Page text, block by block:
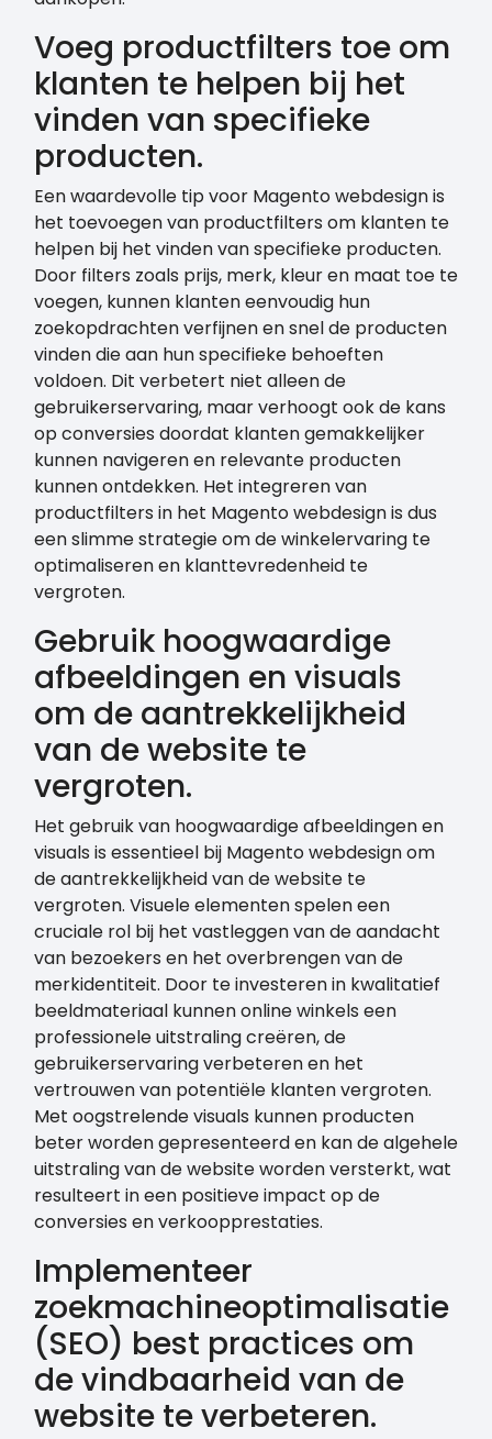
Voeg productfilters toe om
klanten te helpen bij het
vinden van specifieke
producten.
Een waardevolle tip voor Magento webdesign is
het toevoegen van productfilters om klanten te
helpen bij het vinden van specifieke producten.
Door filters zoals prijs, merk, kleur en maat toe te
voegen, kunnen klanten eenvoudig hun
zoekopdrachten verfijnen en snel de producten
vinden die aan hun specifieke behoeften
voldoen. Dit verbetert niet alleen de
gebruikerservaring, maar verhoogt ook de kans
op conversies doordat klanten gemakkelijker
kunnen navigeren en relevante producten
kunnen ontdekken. Het integreren van
productfilters in het Magento webdesign is dus
een slimme strategie om de winkelervaring te
optimaliseren en klanttevredenheid te
vergroten.
Gebruik hoogwaardige
afbeeldingen en visuals
om de aantrekkelijkheid
van de website te
vergroten.
Het gebruik van hoogwaardige afbeeldingen en
visuals is essentieel bij Magento webdesign om
de aantrekkelijkheid van de website te
vergroten. Visuele elementen spelen een
cruciale rol bij het vastleggen van de aandacht
van bezoekers en het overbrengen van de
merkidentiteit. Door te investeren in kwalitatief
beeldmateriaal kunnen online winkels een
professionele uitstraling creëren, de
gebruikerservaring verbeteren en het
vertrouwen van potentiële klanten vergroten.
Met oogstrelende visuals kunnen producten
beter worden gepresenteerd en kan de algehele
uitstraling van de website worden versterkt, wat
resulteert in een positieve impact op de
conversies en verkoopprestaties.
Implementeer
zoekmachineoptimalisatie
(SEO) best practices om
de vindbaarheid van de
website te verbeteren.